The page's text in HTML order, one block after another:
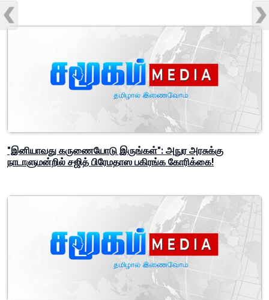
"இனியாவது கருணையோடு இருங்கள்": அநுர அரசுக்கு
நாடாளுமன்றில் சஜித் பிரேமதாஸ பகிரங்க கோரிக்கை!